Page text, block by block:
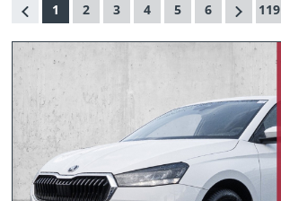
1 2 3 4 5 6 119